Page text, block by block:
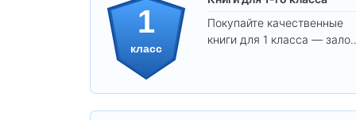
1
класс
Покупайте качественные
книги для 1 класса — залог